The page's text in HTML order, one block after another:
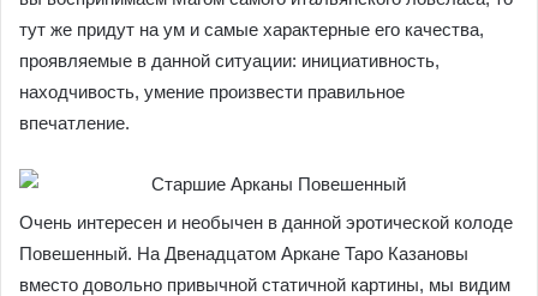
тут же придут на ум и самые характерные его качества,
проявляемые в данной ситуации: инициативность,
находчивость, умение произвести правильное
впечатление.
Очень интересен и необычен в данной эротической колоде
Повешенный. На Двенадцатом Аркане Таро Казановы
вместо довольно привычной статичной картины, мы видим